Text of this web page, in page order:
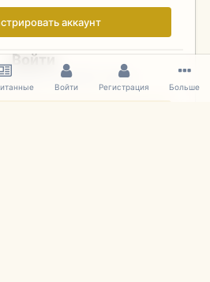
аккаунт
Войти
Войдите здесь.
Войти Регистрация Больше